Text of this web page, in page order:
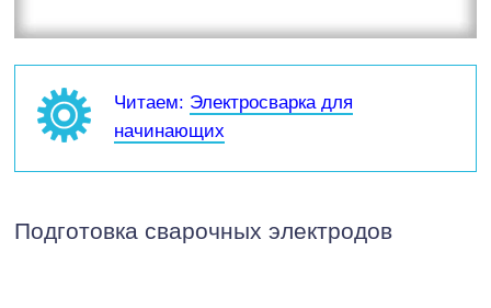
Читаем: Электросварка для
начинающих
Подготовка сварочных электродов